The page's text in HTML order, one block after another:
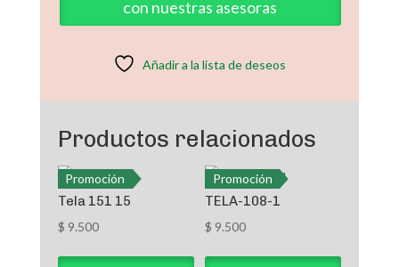
con nuestras asesoras
Añadir a la lista de deseos
Productos relacionados
Promoción
Tela 151 15
$ 9.500
Promoción
TELA-108-1
$ 9.500